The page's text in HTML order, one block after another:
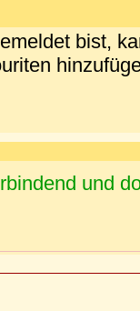
bist,
und